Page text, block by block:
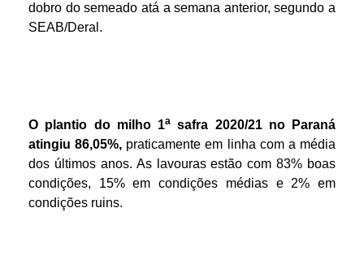
dobro do semeado atá a semana anterior, segundo a
SEAB/Deral.
O plantio do milho 1a safra 2020/21 no Paraná
atingiu 86,05%, praticamente em linha com a média
dos últimos anos. As lavouras estão com 83% boas
condições, 15% em condições médias e 2% em
condições ruins.